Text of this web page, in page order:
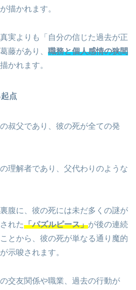
描かれます。
実よりも「自分の信じた過去が正
藤があり、 職務と個人感情の狭間
かれます。
点
叔父であり、彼の死が全ての発
理解者であり、父代わりのような
腹に、彼の死には未だ多くの謎が
れた「パズルピース」が後の連続
とから、彼の死が単なる通り魔的
示唆されます。
交友関係や職業、過去の行動が